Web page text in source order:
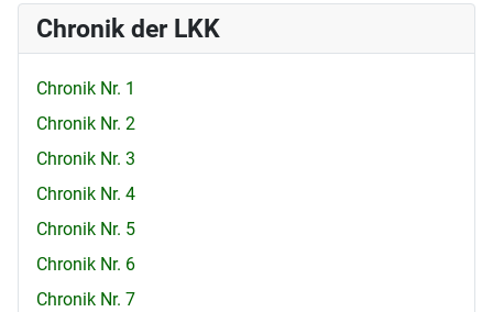
Chronik der LKK
Chronik Nr. 1
Chronik Nr. 2
Chronik Nr. 3
Chronik Nr. 4
Chronik Nr. 5
Chronik Nr. 6
Chronik Nr. 7